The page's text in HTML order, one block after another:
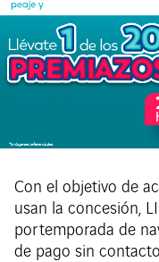
Con el objetivo de
usan la concesión,
por temporada de
de pago sin